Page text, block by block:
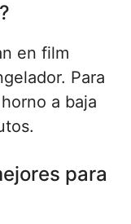
en film
Para
a baja
para